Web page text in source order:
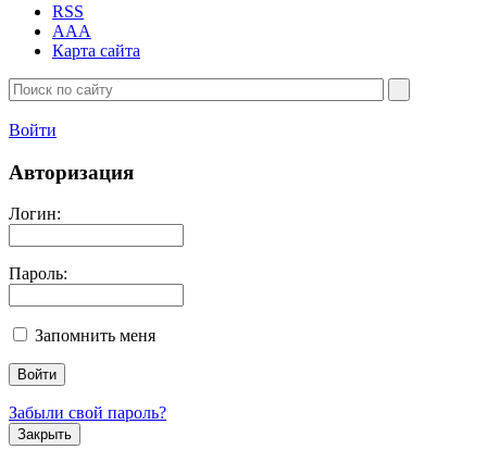
RSS
AAA
Карта сайта
Войти
Авторизация
Логин:
Пароль:
Запомнить меня
Забыли свой пароль?
Закрыть